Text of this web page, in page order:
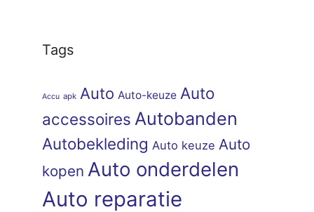
Tags
Accu apk Auto Auto-keuze Auto
accessoires Autobanden
Autobekleding Auto keuze Auto
kopen Auto onderdelen
Auto reparatie